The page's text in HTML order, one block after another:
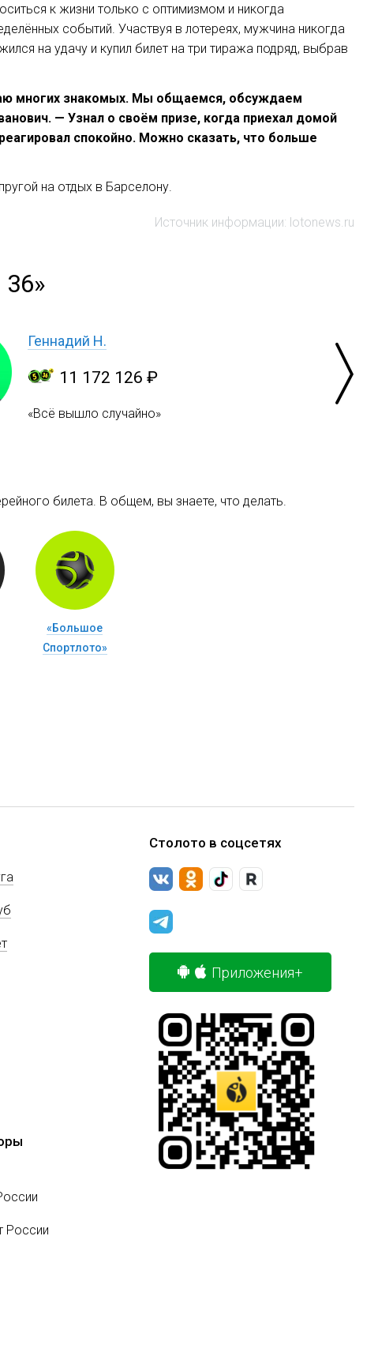
к жизни только с оптимизмом и никогда
событий. Участвуя в лотереях, мужчина никогда
на удачу и купил билет на три тиража подряд, выбрав
многих знакомых. Мы общаемся, обсуждаем
— Узнал о своём призе, когда приехал домой
спокойно. Можно сказать, что больше
на отдых в Барселону.
Источник информации: lotonews.ru
36»
Геннадий Н.
11 172 126 ₽
«Всё вышло случайно»
билета. В общем, вы знаете, что делать.
«Большое
Спортлото»
России
Столото в соцсетях
Приложения+